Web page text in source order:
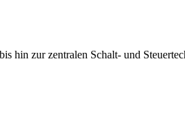
hin zur zentralen Schalt- und